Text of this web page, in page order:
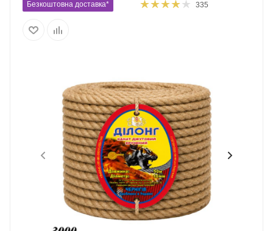
Безкоштовна доставка* 335